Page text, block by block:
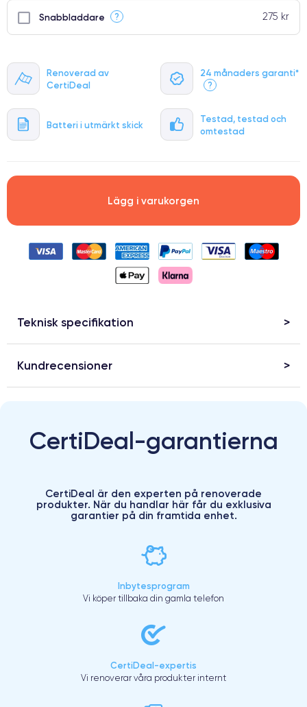
Renoverad av
CertiDeal
24 månaders garanti*
?
Batteri i utmärkt skick
Testad, testad och
omtestad
Snabbladdare ? 275 kr
Lägg i varukorgen
Teknisk specifikation
Kundrecensioner
CertiDeal-garantierna
CertiDeal är den experten på renoverade
produkter. När du handlar här får du exklusiva
garantier på din framtida enhet.
Inbytesprogram
Vi köper tillbaka din gamla telefon
CertiDeal-expertis
Vi renoverar våra produkter internt